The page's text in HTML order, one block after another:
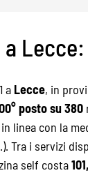
a Lecce, in
posto su 380
in linea con la
Tra i servizi
self costa